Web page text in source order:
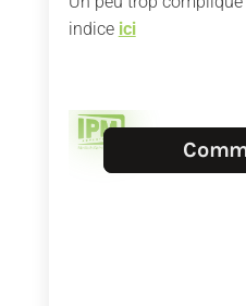
indice ici